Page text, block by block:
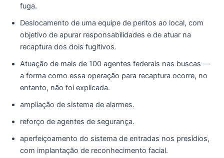
fuga.
Deslocamento de uma equipe de peritos ao local, com
objetivo de apurar responsabilidades e de atuar na
recaptura dos dois fugitivos.
Atuação de mais de 100 agentes federais nas buscas —
a forma como essa operação para recaptura ocorre, no
entanto, não foi explicada.
ampliação de sistema de alarmes.
reforço de agentes de segurança.
aperfeiçoamento do sistema de entradas nos presídios,
com implantação de reconhecimento facial.